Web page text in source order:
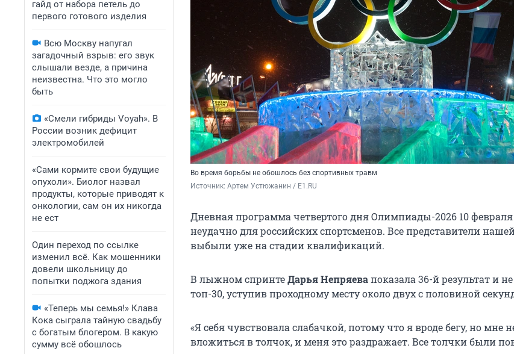
гайд от набора петель до
первого готового изделия
Всю Москву напугал
загадочный взрыв: его звук
слышали везде, а причина
неизвестна. Что это могло
быть
«Смели гибриды Voyah». В
России возник дефицит
электромобилей
«Сами кормите свои будущие
опухоли». Биолог назвал
продукты, которые приводят к
онкологии, сам он их никогда
не ест
Один переход по ссылке
изменил всё. Как мошенники
довели школьницу до
попытки поджога здания
«Теперь мы семья!» Клава
Кока сыграла тайную свадьбу
с богатым блогером. В какую
сумму всё обошлось
Во время борьбы не обошлось без спортивных травм
Источник: Артем Устюжанин / E1.RU
Дневная программа четвертого дня Олимпиады-2026 10
неудачно для российских спортсменов. Все представители
выбыли уже на стадии квалификаций.
В лыжном спринтеДарья Непряевапоказала 36-й результат и
топ-30, уступив проходному месту около двух с половиной
«Я себя чувствовала слабачкой, потому что я вроде бегу, но мне
вложиться в толчок, и меня это раздражает. Все толчки были